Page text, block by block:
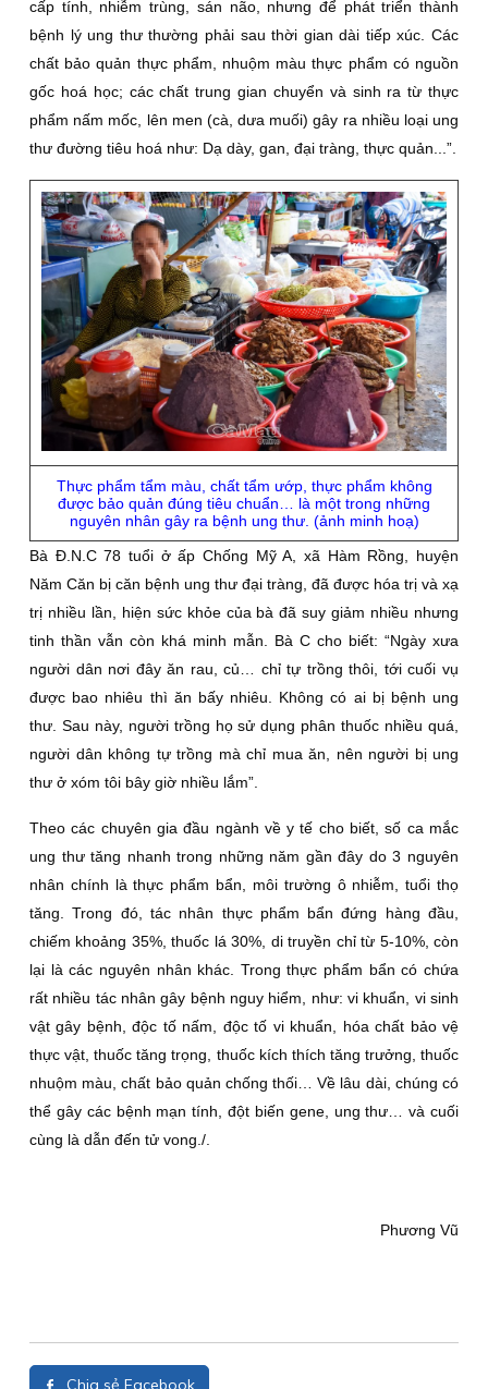
cấp tính, nhiễm trùng, sán não, nhưng để phát triển thành
bệnh lý ung thư thường phải sau thời gian dài tiếp xúc. Các
chất bảo quản thực phẩm, nhuộm màu thực phẩm có nguồn
gốc hoá học; các chất trung gian chuyển và sinh ra từ thực
phẩm nấm mốc, lên men (cà, dưa muối) gây ra nhiều loại ung
thư đường tiêu hoá như: Dạ dày, gan, đại tràng, thực quản...”.
Thực phẩm tẩm màu, chất tẩm ướp, thực phẩm không
được bảo quản đúng tiêu chuẩn… là một trong những
nguyên nhân gây ra bệnh ung thư. (ảnh minh hoạ)
Bà Đ.N.C 78 tuổi ở ấp Chống Mỹ A, xã Hàm Rồng, huyện
Năm Căn bị căn bệnh ung thư đại tràng, đã được hóa trị và xạ
trị nhiều lần, hiện sức khỏe của bà đã suy giảm nhiều nhưng
tinh thần vẫn còn khá minh mẫn. Bà C cho biết: “Ngày xưa
người dân nơi đây ăn rau, củ… chỉ tự trồng thôi, tới cuối vụ
được bao nhiêu thì ăn bấy nhiêu. Không có ai bị bệnh ung
thư. Sau này, người trồng họ sử dụng phân thuốc nhiều quá,
người dân không tự trồng mà chỉ mua ăn, nên người bị ung
thư ở xóm tôi bây giờ nhiều lắm”.
Theo các chuyên gia đầu ngành về y tế cho biết, số ca mắc
ung thư tăng nhanh trong những năm gần đây do 3 nguyên
nhân chính là thực phẩm bẩn, môi trường ô nhiễm, tuổi thọ
tăng. Trong đó, tác nhân thực phẩm bẩn đứng hàng đầu,
chiếm khoảng 35%, thuốc lá 30%, di truyền chỉ từ 5-10%, còn
lại là các nguyên nhân khác. Trong thực phẩm bẩn có chứa
rất nhiều tác nhân gây bệnh nguy hiểm, như: vi khuẩn, vi sinh
vật gây bệnh, độc tố nấm, độc tố vi khuẩn, hóa chất bảo vệ
thực vật, thuốc tăng trọng, thuốc kích thích tăng trưởng, thuốc
nhuộm màu, chất bảo quản chống thối… Về lâu dài, chúng có
thể gây các bệnh mạn tính, đột biến gene, ung thư… và cuối
cùng là dẫn đến tử vong./.
Phương Vũ
Chia sẻ Facebook